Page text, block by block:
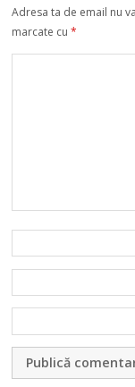
Adresa ta de email nu
marcate cu*